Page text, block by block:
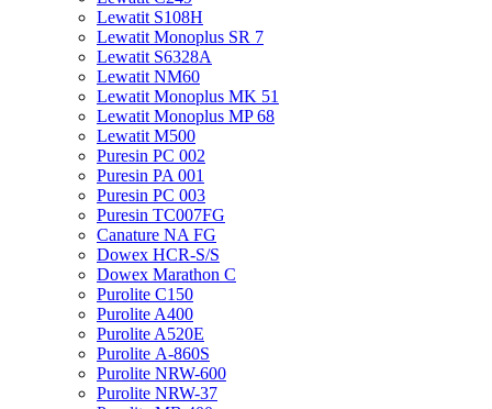
Lewatit S108H
Lewatit Monoplus SR 7
Lewatit S6328A
Lewatit NM60
Lewatit Monoplus MK 51
Lewatit Monoplus MP 68
Lewatit М500
Puresin PC 002
Puresin PA 001
Puresin PC 003
Puresin TC007FG
Canature NA FG
Dowex HCR-S/S
Dowex Marathon C
Purolite C150
Purolite A400
Purolite A520E
Purolite А-860S
Purolite NRW-600
Purolite NRW-37